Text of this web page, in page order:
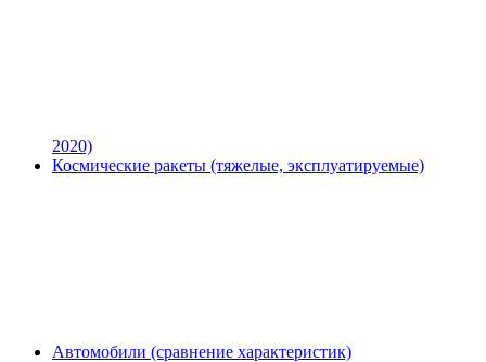
2020)
Космические ракеты (тяжелые, эксплуатируемые)
Автомобили (сравнение характеристик)